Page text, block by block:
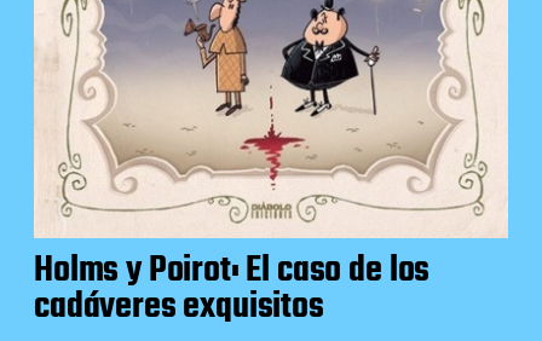
Holms y Poirot: El caso de los
cadáveres exquisitos